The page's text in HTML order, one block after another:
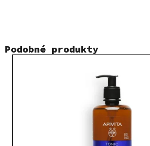
Podobné produkty